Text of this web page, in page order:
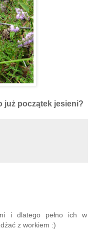
już początek jesieni?
i dlatego pełno ich w
z workiem :)